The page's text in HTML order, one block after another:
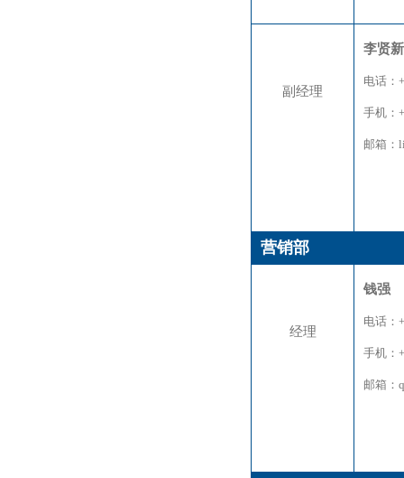
副经理
李贤新
电话：
手机：
邮箱：
营销部
经理
钱强
电话：
手机：
邮箱：